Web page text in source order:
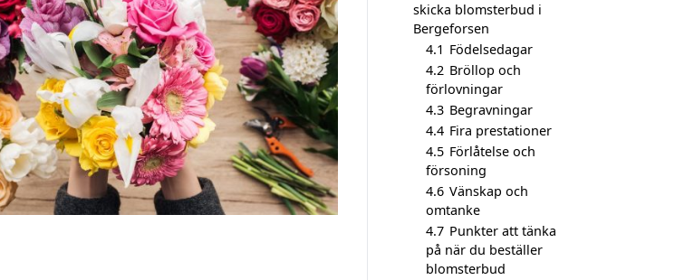
skicka blomsterbud i
Bergeforsen
4.1 Födelsedagar
4.2 Bröllop och
förlovningar
4.3 Begravningar
4.4 Fira prestationer
4.5 Förlåtelse och
försoning
4.6 Vänskap och
omtanke
4.7 Punkter att tänka
på när du beställer
blomsterbud